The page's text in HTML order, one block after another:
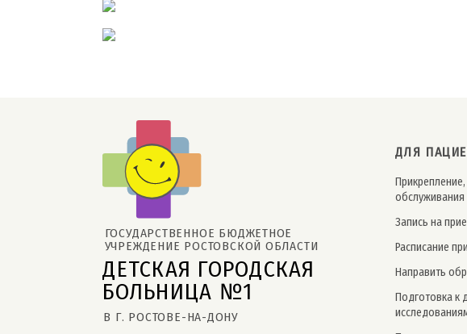
ДЕТСКАЯ ГОРОДСКАЯ
БОЛЬНИЦА №1
В Г. РОСТОВЕ-НА-ДОНУ
ГОСУДАРСТВЕННОЕ БЮДЖЕТНОЕ
УЧРЕЖДЕНИЕ РОСТОВСКОЙ ОБЛАСТИ
ДЛЯ
обслуживания
Запись на
Расписание
Направить
Подготовка к